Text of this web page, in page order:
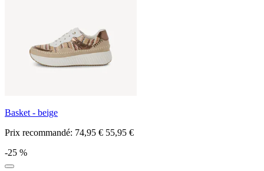
Basket - beige
Prix recommandé: 74,95 € 55,95 €
-25 %